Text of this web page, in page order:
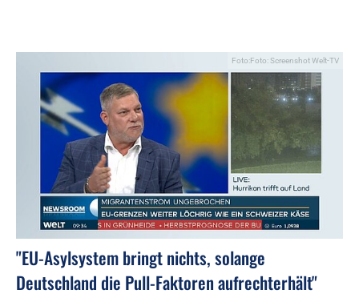
Foto:Foto: Screenshot Welt-TV
"EU-Asylsystem bringt nichts, solange
Deutschland die Pull-Faktoren aufrechterhält"